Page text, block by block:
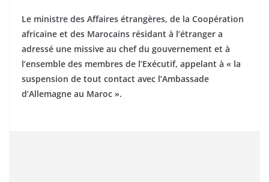
Le ministre des Affaires étrangères, de la Coopération
africaine et des Marocains résidant à l’étranger a
adressé une missive au chef du gouvernement et à
l’ensemble des membres de l’Exécutif, appelant à « la
suspension de tout contact avec l’Ambassade
d’Allemagne au Maroc ».